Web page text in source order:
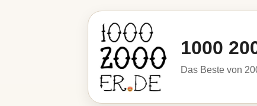
1000
Das Beste von